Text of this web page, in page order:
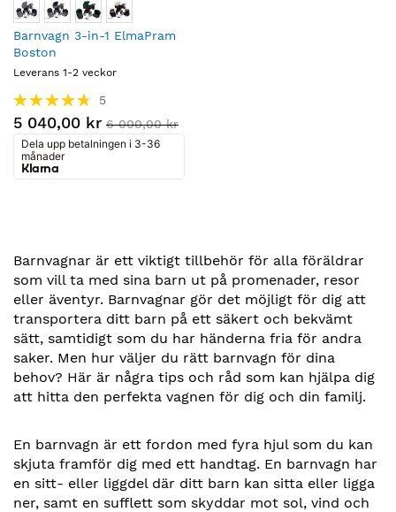
Barnvagn 3-in-1 ElmaPram
Boston
Leverans 1-2 veckor
Betyg:
96%
5
5 040,00 kr 6 000,00 kr
Dela upp betalningen i 3-36
månader
Klarna
Barnvagnar är ett viktigt tillbehör för alla föräldrar
som vill ta med sina barn ut på promenader, resor
eller äventyr. Barnvagnar gör det möjligt för dig att
transportera ditt barn på ett säkert och bekvämt
sätt, samtidigt som du har händerna fria för andra
saker. Men hur väljer du rätt barnvagn för dina
behov? Här är några tips och råd som kan hjälpa dig
att hitta den perfekta vagnen för dig och din familj.
En barnvagn är ett fordon med fyra hjul som du kan
skjuta framför dig med ett handtag. En barnvagn har
en sitt- eller liggdel där ditt barn kan sitta eller ligga
ner, samt en sufflett som skyddar mot sol, vind och